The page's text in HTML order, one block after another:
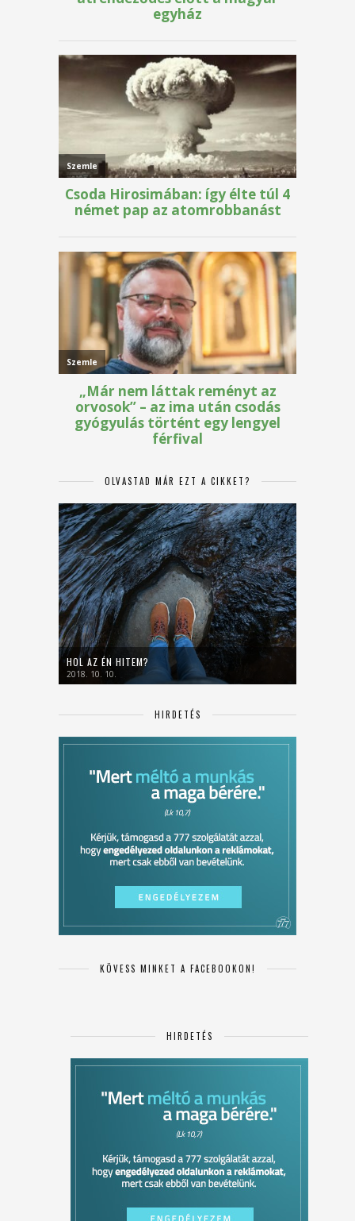
OLVASTAD MÁR EZT A CIKKET?
HOL AZ ÉN HITEM?
2018. 10. 10.
HIRDETÉS
KÖVESS MINKET A FACEBOOKON!
HIRDETÉS